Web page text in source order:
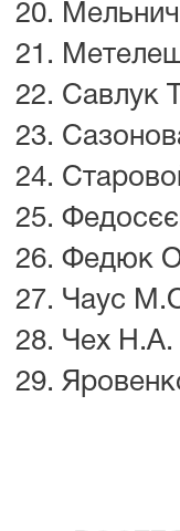
Савлук
Федюк
Чаус
Чех Н.А.